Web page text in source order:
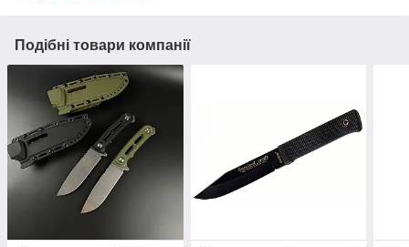
Подібні товари компанії